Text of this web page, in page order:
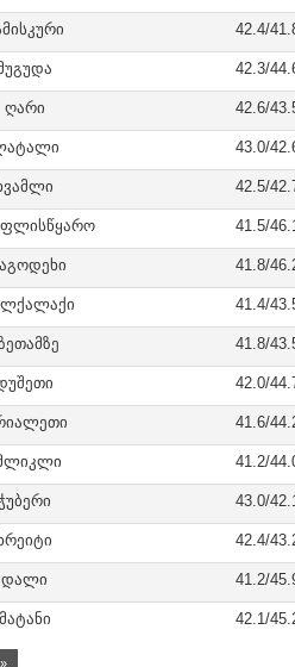
42.4/
42.3/
ღარი 42.6/
43.0/
42.5/
41.5/
41.8/
41.4/
41.8/
42.0/
41.6/
41.2/
43.0/
42.4/
დალი 41.2/
მატანი 42.1/
»